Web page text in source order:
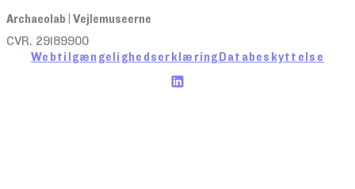
Archaeolab | Vejlemuseerne
CVR. 29189900
WebtilgængelighedserklæringDatabeskyttelse